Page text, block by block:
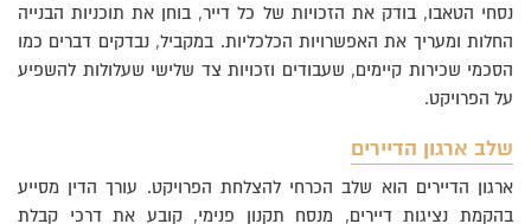
נסחי הטאבו, בודק את הזכויות של כל דייר, בוחן את תוכניות הבנייה
החלות ומעריך את האפשרויות הכלכליות. במקביל, נבדקים דברים כמו
הסכמי שכירות קיימים, שעבודים וזכויות צד שלישי שעלולות להשפיע
על הפרויקט.
שלב ארגון הדיירים
ארגון הדיירים הוא שלב הכרחי להצלחת הפרויקט. עורך הדין מסייע
בהקמת נציגות דיירים, מנסח תקנון פנימי, קובע את דרכי קבלת